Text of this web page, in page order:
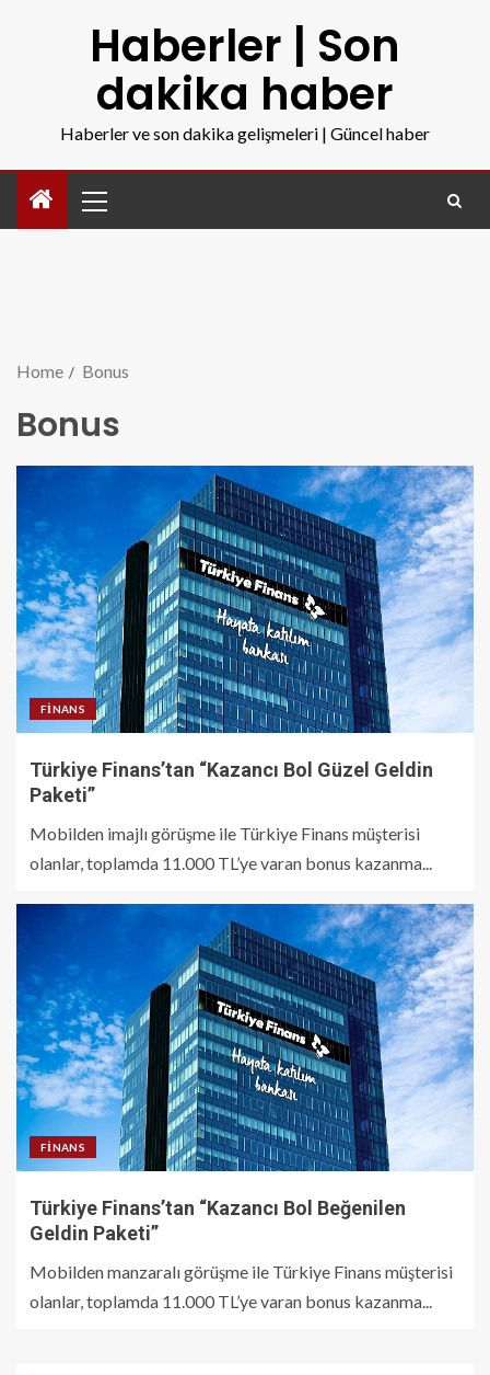
Haberler | Son
dakika haber
Haberler ve son dakika gelişmeleri | Güncel haber
Home Bonus
Bonus
FINANS
Türkiye Finans’tan “Kazancı Bol Güzel Geldin
Paketi”
Mobilden imajlı görüşme ile Türkiye Finans müşterisi
olanlar, toplamda 11.000 TL’ye varan bonus kazanma...
FINANS
Türkiye Finans’tan “Kazancı Bol Beğenilen
Geldin Paketi”
Mobilden manzaralı görüşme ile Türkiye Finans müşterisi
olanlar, toplamda 11.000 TL’ye varan bonus kazanma...